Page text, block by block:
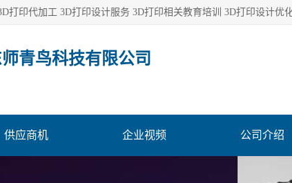
青鸟科技有限公司
供应商机 企业视频 公司介绍